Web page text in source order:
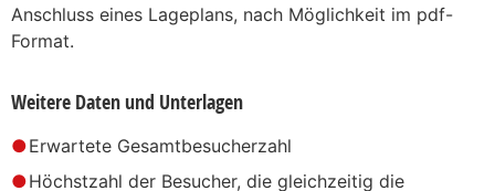
Anschluss eines Lageplans, nach Möglichkeit im pdf-
Format.
Weitere Daten und Unterlagen
Erwartete Gesamtbesucherzahl
Höchstzahl der Besucher, die gleichzeitig die